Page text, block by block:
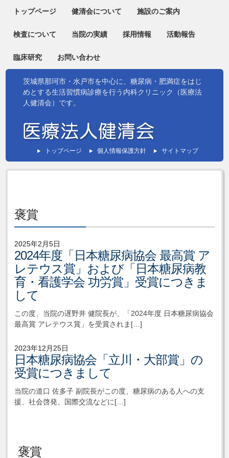
トップページ 健清会について 施設のご案内
検査について 当院の実績 採用情報 活動報告
臨床研究 お問い合わせ
茨城県那珂市・水戸市を中心に、糖尿病・肥満症をはじ
めとする生活習慣病診療を行う内科クリニック（医療法
人健清会）です。
トップページ 個人情報保護方針 サイトマップ
褒賞
2025年2月5日
2024年度「日本糖尿病協会 最高賞 ア
レテウス賞」および「日本糖尿病教
育・看護学会 功労賞」受賞につきま
して
この度、当院の遅野井 健院長が、「2024年度 日本糖尿病協会
最高賞 アレテウス賞」を受賞されま[…]
2023年12月25日
日本糖尿病協会「立川・大部賞」の
受賞につきまして
当院の道口 佐多子 副院長がこの度、糖尿病のある人への支
援、社会啓発、国際交流などに[…]
褒賞